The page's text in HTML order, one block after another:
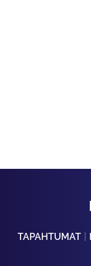
TAPAHTUMAT